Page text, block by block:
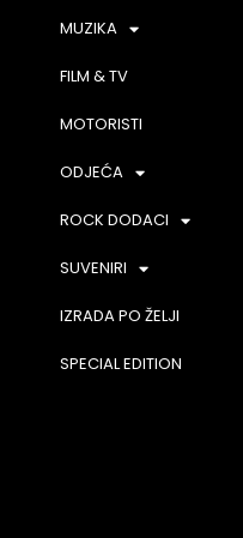
MUZIKA
FILM & TV
MOTORISTI
ODJEĆA
ROCK DODACI
SUVENIRI
IZRADA PO ŽELJI
SPECIAL EDITION